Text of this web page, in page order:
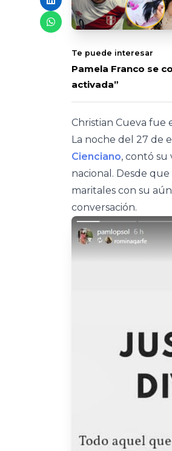
Te puede interesar
Pamela Franco se
activada”
Christian Cueva fue
La noche del 27 de
Cienciano, contó su
nacional. Desde que
maritales con su
conversación.